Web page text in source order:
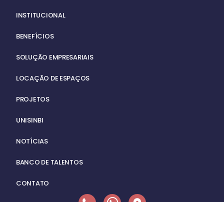
INSTITUCIONAL
BENEFÍCIOS
SOLUÇÃO EMPRESARIAIS
LOCAÇÃO DE ESPAÇOS
PROJETOS
UNISINBI
NOTÍCIAS
BANCO DE TALENTOS
CONTATO